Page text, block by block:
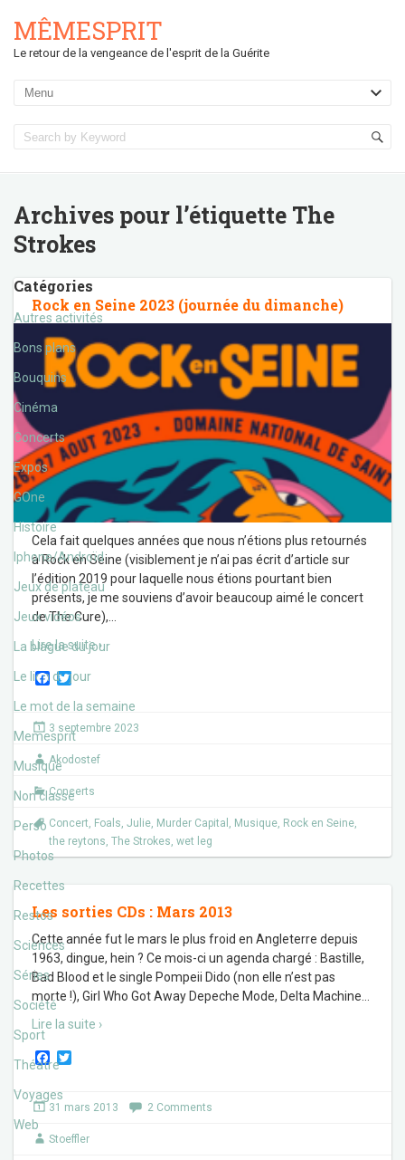
MÊMESPRIT
Le retour de la vengeance de l'esprit de la Guérite
Archives pour l’étiquette The
Strokes
Catégories
Autres activités
Bons plans
Bouquins
Cinéma
Concerts
Expos
GOne
Histoire
Iphone/Androïd
Jeux de plateau
Jeux vidéos
La blague du jour
Le lien du jour
Le mot de la semaine
Memesprit
Musique
Non classé
Perso
Photos
Recettes
Restos
Sciences
Séries
Société
Sport
Théâtre
Voyages
Web
Rock en Seine 2023 (journée du dimanche)
Cela fait quelques années que nous n’étions plus retournés
à Rock en Seine (visiblement je n’ai pas écrit d’article sur
l’édition 2019 pour laquelle nous étions pourtant bien
présents, je me souviens d’avoir beaucoup aimé le concert
de The Cure),
Lire la suite ›
F
c
e
b
o
T
i
t
r
3 septembre 2023
Akodostef
Concerts
Concert, Foals, Julie, Murder Capital , Musique, Rock en Seine,
the reytons, The Strokes, wet leg
Les sorties CDs : Mars 2013
Cette année fut le mars le plus froid en Angleterre depuis
1963, dingue, hein ? Ce mois-ci un agenda chargé : Bastille,
Bad Blood et le single Pompeii Dido (non elle n’est pas
morte !), Girl Who Got Away Depeche Mode, Delta Machine
Lire la suite ›
F
a
e
b
o
t
r
31 mars 2013 2 Comments
Stoeffler